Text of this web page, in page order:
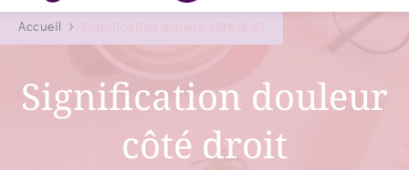
Vivons Soi
Vivez votre vie en conscience
Accueil Signification douleur côté droit
Signification douleur
côté droit